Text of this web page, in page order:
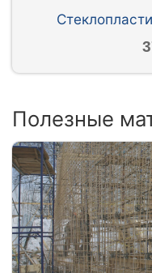
Полезные